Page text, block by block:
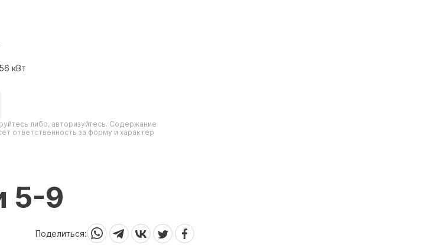
кВт
либо, авторизуйтесь. Содержание
ответственность за форму и характер
5-9
Поделиться: